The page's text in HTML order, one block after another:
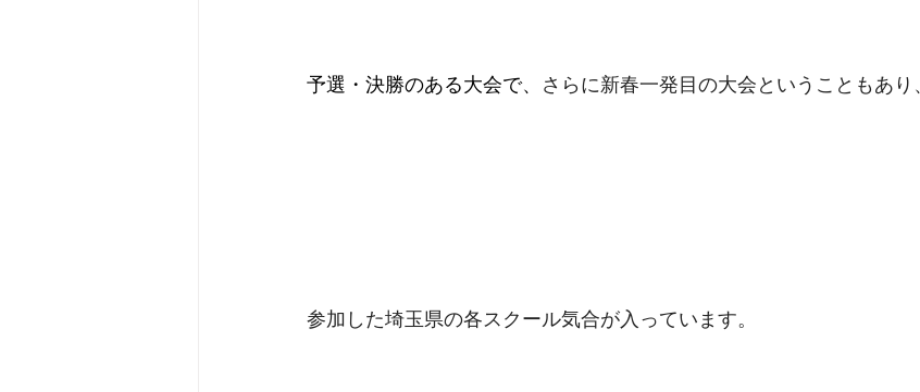
予選・決勝のある大会で、 さらに新春一発目の大会ということもあり
参加した埼玉県の各スクール気合が入っています。